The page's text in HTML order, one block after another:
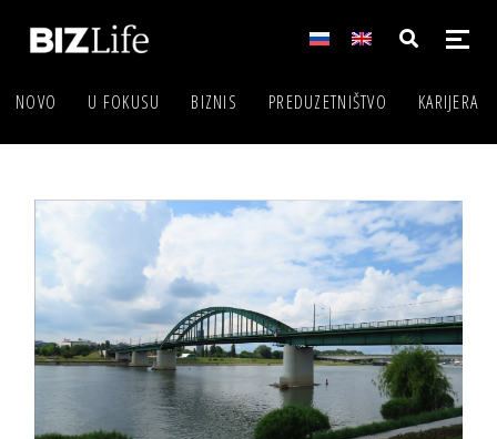
NOVO U FOKUSU BIZNIS PREDUZETNIŠTVO KARIJERA